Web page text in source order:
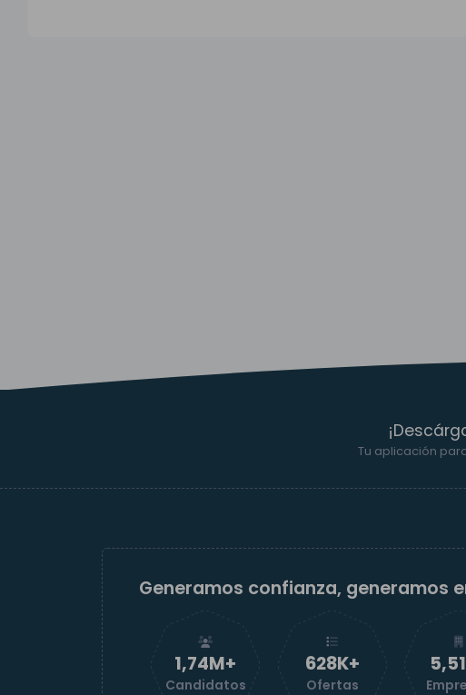
Tu aplicación
Generamos confianza, generamos
1,74M+
Candidatos
629K+
Ofertas